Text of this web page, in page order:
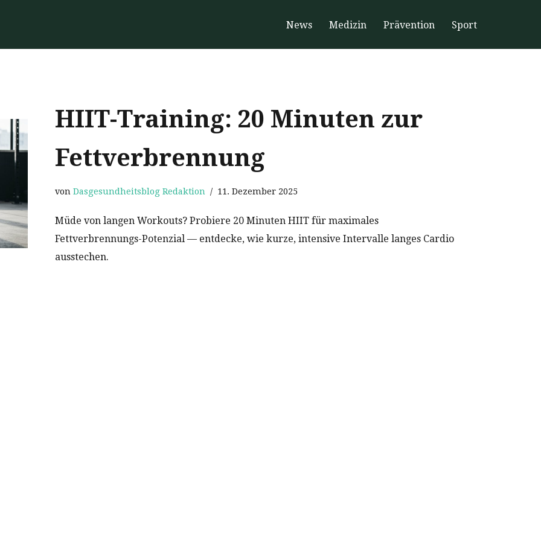
News Medizin Prävention Sport
HIIT-Training: 20 Minuten zur
Fettverbrennung
von Dasgesundheitsblog Redaktion 11. Dezember 2025
Müde von langen Workouts? Probiere 20 Minuten HIIT für maximales
Fettverbrennungs-Potenzial — entdecke, wie kurze, intensive Intervalle langes Cardio
ausstechen.